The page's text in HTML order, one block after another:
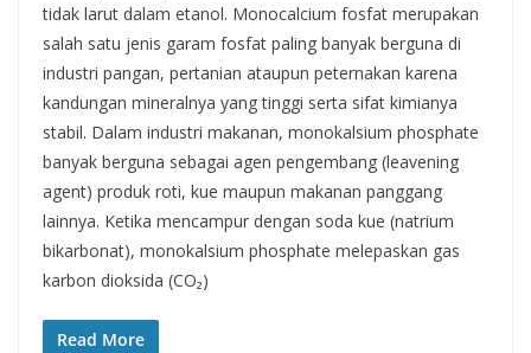
tidak larut dalam etanol. Monocalcium fosfat merupakan
salah satu jenis garam fosfat paling banyak berguna di
industri pangan, pertanian ataupun peternakan karena
kandungan mineralnya yang tinggi serta sifat kimianya
stabil. Dalam industri makanan, monokalsium phosphate
banyak berguna sebagai agen pengembang (leavening
agent) produk roti, kue maupun makanan panggang
lainnya. Ketika mencampur dengan soda kue (natrium
bikarbonat), monokalsium phosphate melepaskan gas
karbon dioksida (CO₂)
Read More